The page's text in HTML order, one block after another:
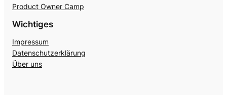
Product Owner Camp
Wichtiges
Impressum
Datenschutzerklärung
Über uns